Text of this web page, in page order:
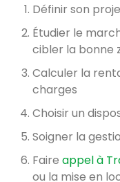
Définir son
Étudier le
cibler la bonne
Calculer la
charges
Choisir un
Soigner la
Faire appel à
ou la mise en